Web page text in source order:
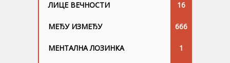
ЛИЦЕ ВЕЧНОСТИ 16
МЕЂУ ИЗМЕЂУ 666
МЕНТАЛНА ЛОЗИНКА 1